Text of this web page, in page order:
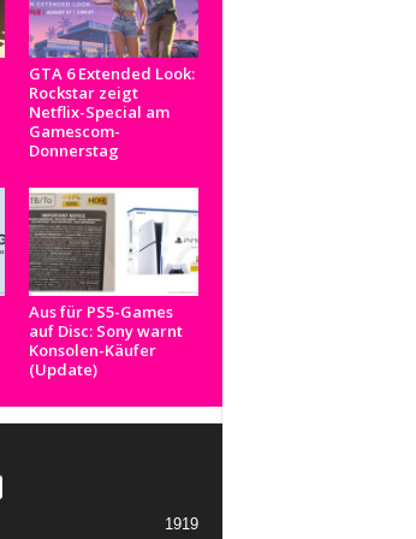
GTA 6 Extended Look:
Rockstar zeigt
Netflix-Special am
Gamescom-
Donnerstag
Aus für PS5-Games
auf Disc: Sony warnt
Konsolen-Käufer
(Update)
1919